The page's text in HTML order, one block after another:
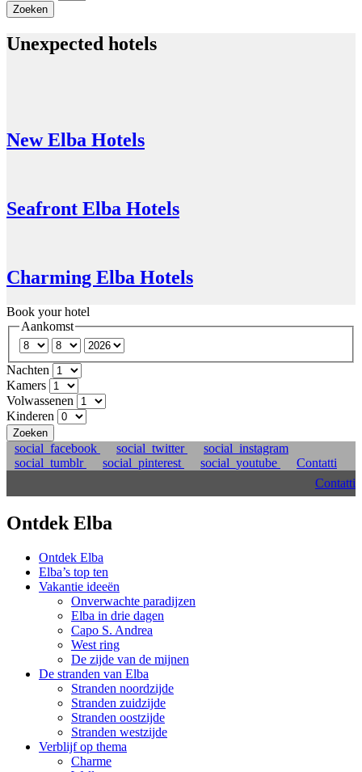
Zoeken
Unexpected hotels
New Elba Hotels
Seafront Elba Hotels
Charming Elba Hotels
Book your hotel
Aankomst
Nachten
Kamers
Volwassenen
Kinderen
Zoeken
social_facebook social_twitter
social_instagram
social_tumblr
social_pinterest social_youtube
Contatti
Contatti
Ontdek Elba
Ontdek Elba
Elba’s top ten
Vakantie ideeën
Onverwachte paradijzen
Elba in drie dagen
Capo S. Andrea
West ring
De zijde van de mijnen
De stranden van Elba
Stranden noordzijde
Stranden zuidzijde
Stranden oostzijde
Stranden westzijde
Verblijf op thema
Charme